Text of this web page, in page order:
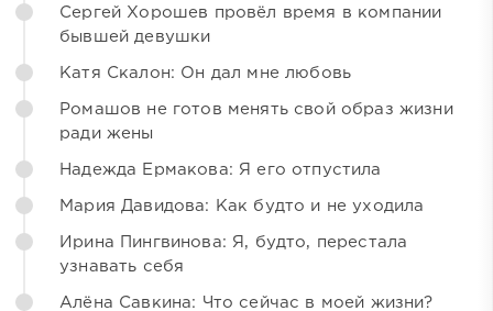
Сергей Хорошев провёл время в компании
бывшей девушки
Катя Скалон: Он дал мне любовь
Ромашов не готов менять свой образ жизни
ради жены
Надежда Ермакова: Я его отпустила
Мария Давидова: Как будто и не уходила
Ирина Пингвинова: Я, будто, перестала
узнавать себя
Алёна Савкина: Что сейчас в моей жизни?